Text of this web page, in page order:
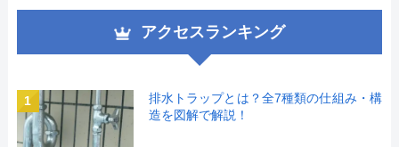
アクセスランキング
1
排水トラップとは？全7種類の仕組み・構
造を図解で解説！